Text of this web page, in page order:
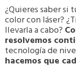
¿Quieres saber
color con láser?
llevarla a cabo?
resolvemos
tecnología de
hacemos que